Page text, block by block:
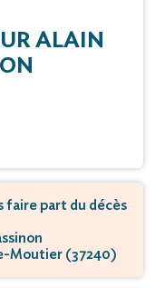
ALAIN
faire part du décès
Moutier (37240)